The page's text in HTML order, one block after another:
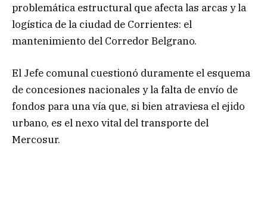
problemática estructural que afecta las arcas y la
logística de la ciudad de Corrientes: el
mantenimiento del Corredor Belgrano.
El Jefe comunal cuestionó duramente el esquema
de concesiones nacionales y la falta de envío de
fondos para una vía que, si bien atraviesa el ejido
urbano, es el nexo vital del transporte del
Mercosur.